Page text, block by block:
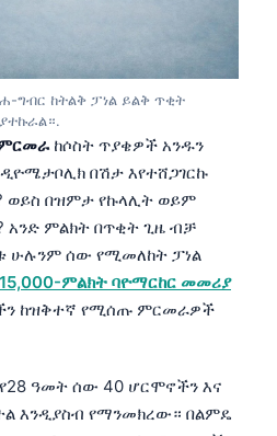
ግብር ከትልቅ ፓነል ይልቅ ጥቂት
ምርመራ ከሶስት ጥያቄዎች አንዱን
በሽታ እየተሸጋገርኩ
ወይስ በዝምታ የኩላሊት ወይም
አንድ ምልክት በጥቂት ጊዜ ብቻ
ሁሉንም ሰው የሚመለከት ፓነል
15,000-ምልክት ባዮማርከር መመሪያ
ከዝቅተኛ የሚሰጡ ምርመራዎች
ዓመት ሰው 40 ሆርሞኖችን እና
እንዲያስብ የማንመክረው። በልምዴ